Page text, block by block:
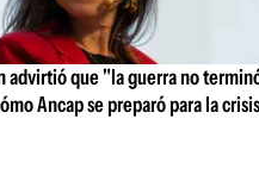
advirtió que "la guerra no
Ancap se preparó para la crisis